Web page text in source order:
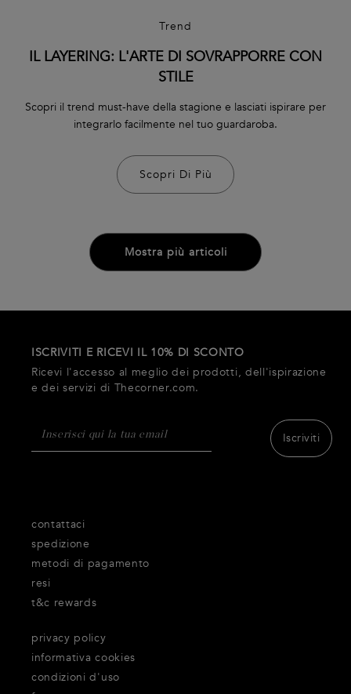
Trend
IL LAYERING: L'ARTE DI SOVRAPPORRE CON
STILE
Scopri il trend must-have della stagione e lasciati ispirare per
integrarlo facilmente nel tuo guardaroba.
Scopri Di Più
Mostra più articoli
ISCRIVITI E RICEVI IL 10% DI SCONTO
Ricevi l'accesso al meglio dei prodotti, dell'ispirazione
e dei servizi di Thecorner.com.
Iscriviti
contattaci
spedizione
metodi di pagamento
resi
t&c rewards
privacy policy
informativa cookies
condizioni d'uso